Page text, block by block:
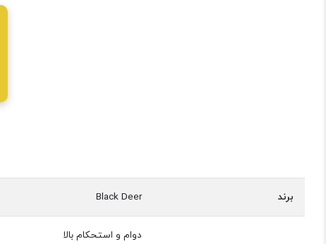
برند Black Deer
دوام و استحکام بالا